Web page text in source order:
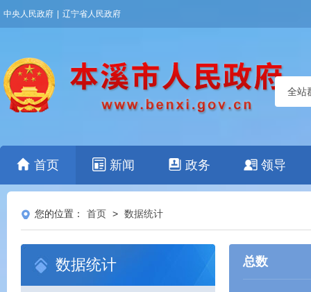
中央人民政府 辽宁省人民政府
首页 新闻 政务 领导
全站
您的位置： 首页 > 数据统计
数据统计 总数